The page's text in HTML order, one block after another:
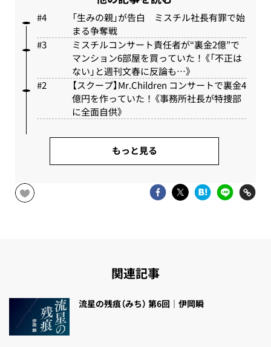
「生みの親」が告白 ミスチル社長有罪で始
まる争奪戦
ミスチルコンサート責任者が“裏金2億”で
マンション6部屋を買っていた！《「不正は
ない」と週刊文春に反論も…》
【スクープ】Mr.Children コンサートで裏金4
億円を作っていた！《事務所社長が特捜部
に全面自供》
もっと見る
関連記事
流星の残痕（みち） 第6回｜伊岡瞬